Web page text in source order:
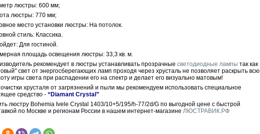
люстры: 600 мм;
люстры: 770 мм;
место установки люстры: На потолок.
стиль: Классика.
Для гостиной.
площадь освещения люстры: 33,3 кв. м.
рекомендует в люстры устанавливать прозрачные светодиодные лампы так как
свет от энергосберегающих ламп проходя через хрусталь не позволяет раскрыть всю
игры света при распадении его на спектр и делает его визуально матовым!
хрусталя от загрязнений и пыли мы рекомендуем использовать специальное
средство - “Diamant Crystal”
люстру Bohemia Ivele Crystal 1403/10+5/195/h-77/2d/G по выгодной цене с быстрой
по Москве и регионам России в нашем интернет-магазине ЛЮСТРАВИК.РФ